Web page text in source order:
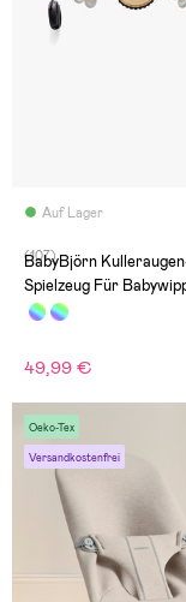
Auf Lager
(107)
BabyBjörn
Spielzeug Für
49,99 €
Oeko-Tex
Versandkostenfrei